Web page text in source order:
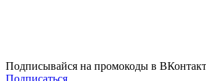
Подписывайся на промокоды в
Подписаться